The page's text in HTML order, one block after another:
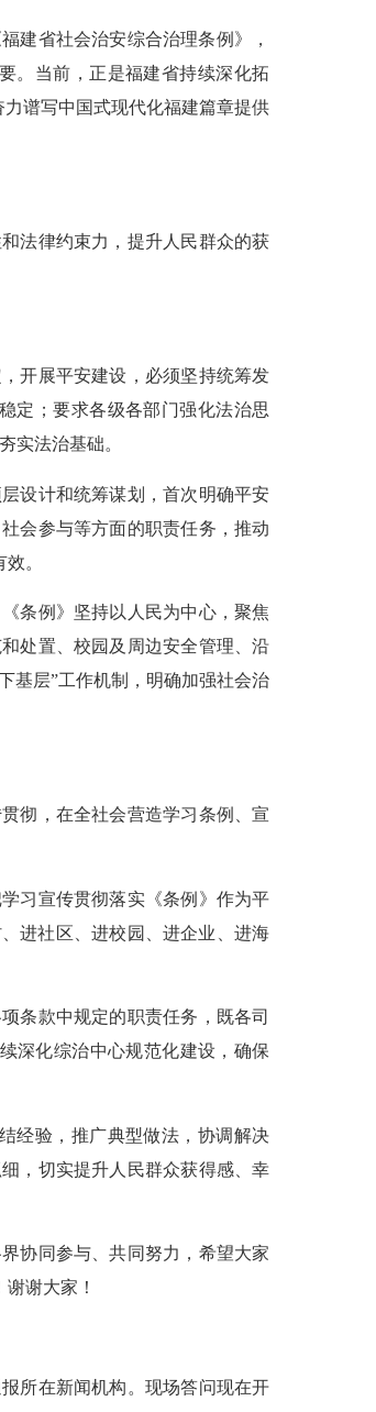
建省社会治安综合治理条例》，
。当前，正是福建省持续深化拓
谱写中国式现代化福建篇章提供
法律约束力，提升人民群众的获
开展平安建设，必须坚持统筹发
定；要求各级各部门强化法治思
实法治基础。
设计和统筹谋划，首次明确平安
会参与等方面的职责任务，推动
。
条例》坚持以人民为中心，聚焦
处置、校园及周边安全管理、沿
基层”工作机制，明确加强社会治
彻，在全社会营造学习条例、宣
习宣传贯彻落实《条例》作为平
进社区、进校园、进企业、进海
条款中规定的职责任务，既各司
深化综治中心规范化建设，确保
经验，推广典型做法，协调解决
，切实提升人民群众获得感、幸
协同参与、共同努力，希望大家
谢大家！
所在新闻机构。现场答问现在开